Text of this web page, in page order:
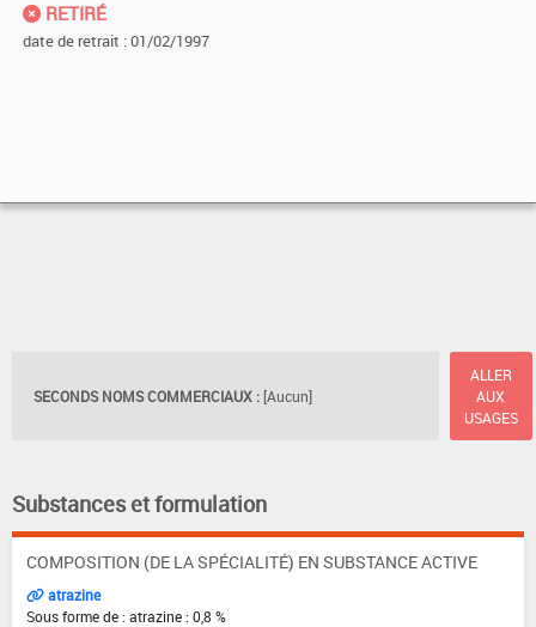
RETIRÉ
date de retrait : 01/02/1997
SECONDS NOMS COMMERCIAUX : [Aucun]
ALLER
AUX
USAGES
Substances et formulation
COMPOSITION (DE LA SPÉCIALITÉ) EN SUBSTANCE ACTIVE
atrazine
Sous forme de : atrazine : 0,8 %